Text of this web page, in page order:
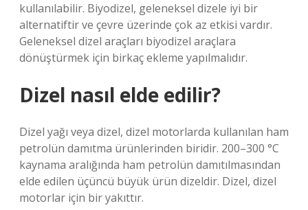
kullanılabilir. Biyodizel, geleneksel dizele iyi bir
alternatiftir ve çevre üzerinde çok az etkisi vardır.
Geleneksel dizel araçları biyodizel araçlara
dönüştürmek için birkaç ekleme yapılmalıdır.
Dizel nasıl elde edilir?
Dizel yağı veya dizel, dizel motorlarda kullanılan ham
petrolün damıtma ürünlerinden biridir. 200–300 °C
kaynama aralığında ham petrolün damıtılmasından
elde edilen üçüncü büyük ürün dizeldir. Dizel, dizel
motorlar için bir yakıttır.